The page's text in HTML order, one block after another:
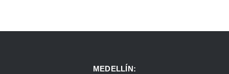
MEDELLÍN: